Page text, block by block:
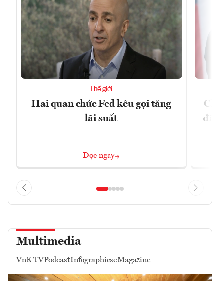
Thế giới
Hai quan chức Fed kêu gọi tăng
lãi suất
Đọc ngay
đã
Multimedia
VnE TVPodcastInfographicseMagazine